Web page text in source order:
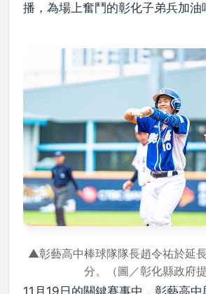
播，為場上奮鬥的彰化子弟兵加油
▲彰藝高中棒球隊隊長趙令祐於延
分。（圖／彰化縣政府提
11月19日的關鍵賽事中，彰藝高